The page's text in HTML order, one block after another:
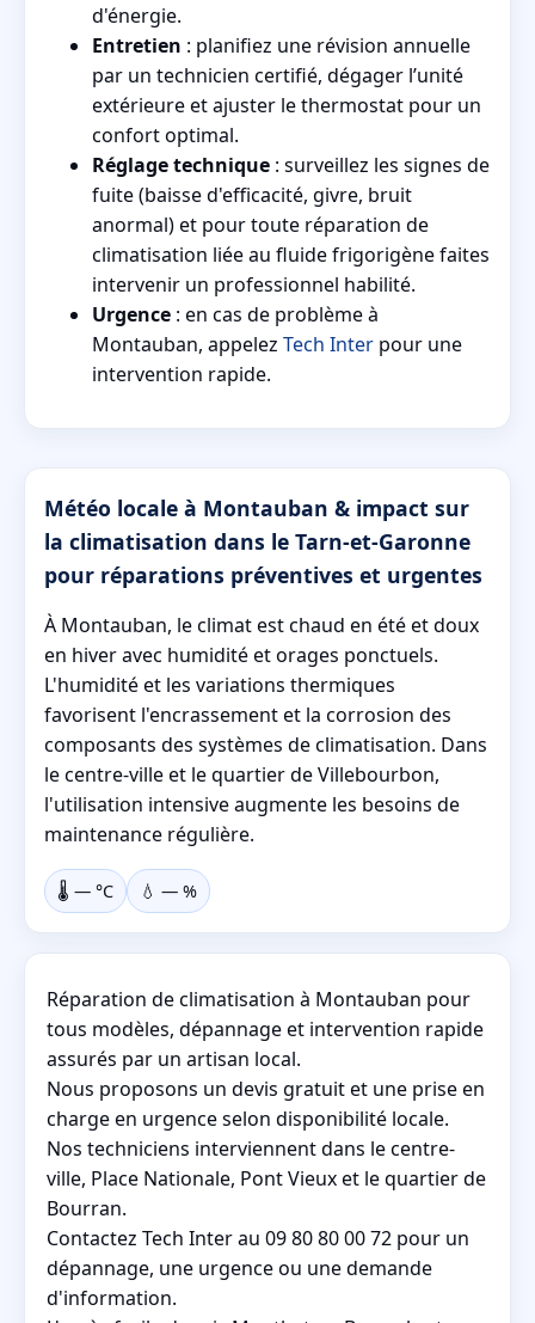
d'énergie.
Entretien : planifiez une révision annuelle
par un technicien certifié, dégager l’unité
extérieure et ajuster le thermostat pour un
confort optimal.
Réglage technique : surveillez les signes de
fuite (baisse d'efficacité, givre, bruit
anormal) et pour toute réparation de
climatisation liée au fluide frigorigène faites
intervenir un professionnel habilité.
Urgence : en cas de problème à
Montauban, appelez Tech Inter pour une
intervention rapide.
Météo locale à Montauban & impact sur
la climatisation dans le Tarn-et-Garonne
pour réparations préventives et urgentes
À Montauban, le climat est chaud en été et doux
en hiver avec humidité et orages ponctuels.
L'humidité et les variations thermiques
favorisent l'encrassement et la corrosion des
composants des systèmes de climatisation. Dans
le centre-ville et le quartier de Villebourbon,
l'utilisation intensive augmente les besoins de
maintenance régulière.
🌡️ — °C 💧 — %
Réparation de climatisation à Montauban pour
tous modèles, dépannage et intervention rapide
assurés par un artisan local.
Nous proposons un devis gratuit et une prise en
charge en urgence selon disponibilité locale.
Nos techniciens interviennent dans le centre-
ville, Place Nationale, Pont Vieux et le quartier de
Bourran.
Contactez Tech Inter au 09 80 80 00 72 pour un
dépannage, une urgence ou une demande
d'information.